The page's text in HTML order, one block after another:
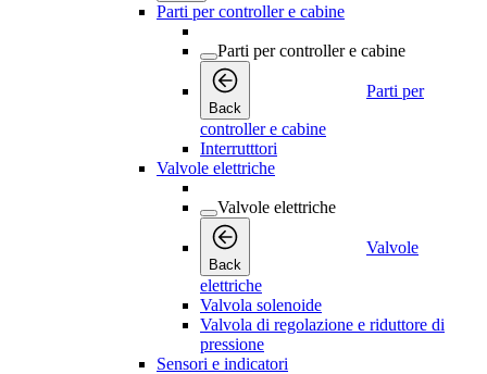
Parti per controller e cabine
Parti per controller e cabine
Back
Parti per
controller e cabine
Interrutttori
Valvole elettriche
Valvole elettriche
Back
Valvole
elettriche
Valvola solenoide
Valvola di regolazione e riduttore di
pressione
Sensori e indicatori